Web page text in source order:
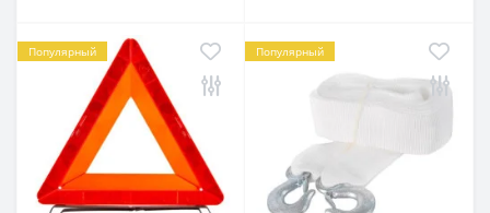
Популярный Популярный